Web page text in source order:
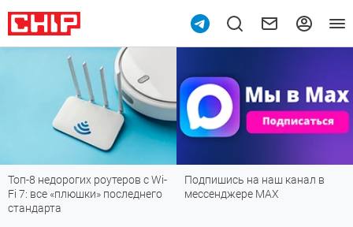
Топ-8 недорогих роутеров с Wi-
Fi 7: все «плюшки» последнего
стандарта
Подпишись на наш канал в
мессенджере МАХ